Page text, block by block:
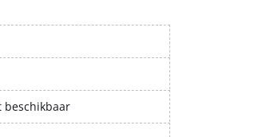
beschikbaar